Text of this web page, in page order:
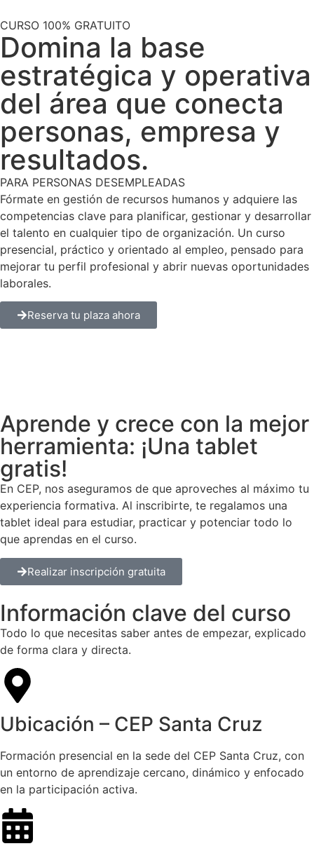
CURSO 100% GRATUITO
Domina la base
estratégica y operativa
del área que conecta
personas, empresa y
resultados.
PARA PERSONAS DESEMPLEADAS
Fórmate en gestión de recursos humanos y adquiere las
competencias clave para planificar, gestionar y desarrollar
el talento en cualquier tipo de organización. Un curso
presencial, práctico y orientado al empleo, pensado para
mejorar tu perfil profesional y abrir nuevas oportunidades
laborales.
Reserva tu plaza ahora
Aprende y crece con la mejor
herramienta: ¡Una tablet
gratis!
En CEP, nos aseguramos de que aproveches al máximo tu
experiencia formativa. Al inscribirte, te regalamos una
tablet ideal para estudiar, practicar y potenciar todo lo
que aprendas en el curso.
Realizar inscripción gratuita
Información clave del curso
Todo lo que necesitas saber antes de empezar, explicado
de forma clara y directa.
Ubicación – CEP Santa Cruz
Formación presencial en la sede del CEP Santa Cruz, con
un entorno de aprendizaje cercano, dinámico y enfocado
en la participación activa.